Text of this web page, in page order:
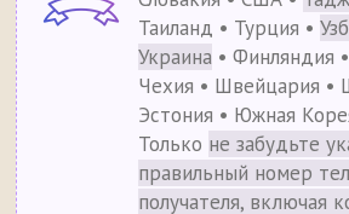
Таиланд • Турция •
Украина • Финляндия
Чехия • Швейцария •
Эстония • Южная
Только не забудьте
правильный номер
получателя, включая